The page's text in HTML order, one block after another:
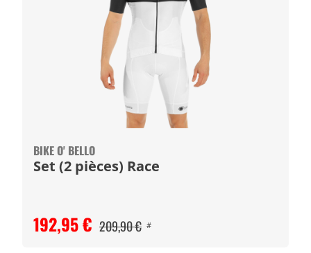
BIKE O' BELLO
Set (2 pièces) Race
192,95 € 209,90 € #